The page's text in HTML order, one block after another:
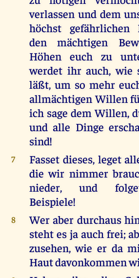
verlassen und dem
höchst gefährlichen
den mächtigen
Höhen euch zu
werdet ihr auch, wie
läßt, um so mehr
allmächtigen Willen
ich sage dem Willen,
und alle Dinge
sind!
7
Fasset dieses, leget
die wir nimmer
nieder, und
Beispiele!
8
Wer aber durchaus
steht es ja auch frei;
zusehen, wie er da
Haut davonkommen